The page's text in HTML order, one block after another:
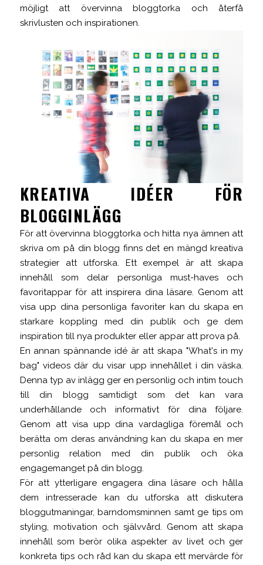
möjligt att övervinna bloggtorka och återfå
skrivlusten och inspirationen.
KREATIVA IDÉER FÖR
BLOGGINLÄGG
För att övervinna bloggtorka och hitta nya ämnen att
skriva om på din blogg finns det en mängd kreativa
strategier att utforska. Ett exempel är att skapa
innehåll som delar personliga must-haves och
favoritappar för att inspirera dina läsare. Genom att
visa upp dina personliga favoriter kan du skapa en
starkare koppling med din publik och ge dem
inspiration till nya produkter eller appar att prova på.
En annan spännande idé är att skapa "What's in my
bag" videos där du visar upp innehållet i din väska.
Denna typ av inlägg ger en personlig och intim touch
till din blogg samtidigt som det kan vara
underhållande och informativt för dina följare.
Genom att visa upp dina vardagliga föremål och
berätta om deras användning kan du skapa en mer
personlig relation med din publik och öka
engagemanget på din blogg.
För att ytterligare engagera dina läsare och hålla
dem intresserade kan du utforska att diskutera
bloggutmaningar, barndomsminnen samt ge tips om
styling, motivation och självvård. Genom att skapa
innehåll som berör olika aspekter av livet och ger
konkreta tips och råd kan du skapa ett mervärde för